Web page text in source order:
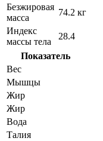
Безжировая
масса
74.2 кг
Индекс
массы тела
28.4
Показатель
Вес
Мышцы
Жир
Жир
Вода
Талия